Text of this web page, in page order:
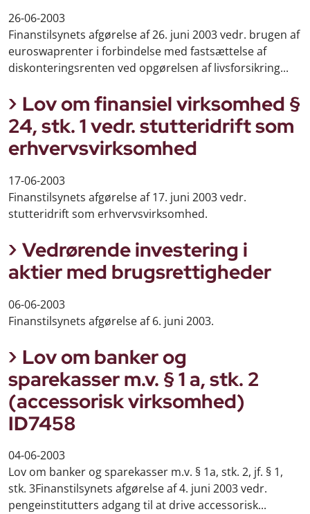
26-06-2003
Finanstilsynets afgørelse af 26. juni 2003 vedr. brugen af
euroswaprenter i forbindelse med fastsættelse af
diskonteringsrenten ved opgørelsen af livsforsikring...
Lov om finansiel virksomhed §
24, stk. 1 vedr. stutteridrift som
erhvervsvirksomhed
17-06-2003
Finanstilsynets afgørelse af 17. juni 2003 vedr.
stutteridrift som erhvervsvirksomhed.
Vedrørende investering i
aktier med brugsrettigheder
06-06-2003
Finanstilsynets afgørelse af 6. juni 2003.
Lov om banker og
sparekasser m.v. § 1 a, stk. 2
(accessorisk virksomhed)
ID7458
04-06-2003
Lov om banker og sparekasser m.v. § 1a, stk. 2, jf. § 1,
stk. 3Finanstilsynets afgørelse af 4. juni 2003 vedr.
pengeinstitutters adgang til at drive accessorisk...